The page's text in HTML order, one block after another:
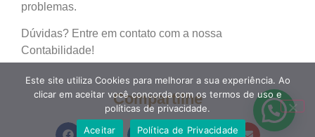
problemas.
Dúvidas? Entre em contato com a nossa
Contabilidade!
Compartilhe
Este site utiliza Cookies para melhorar a sua experiência. Ao
clicar em aceitar você concorda com os termos de uso e
políticas de privacidade.
Aceitar
Política de Privacidade